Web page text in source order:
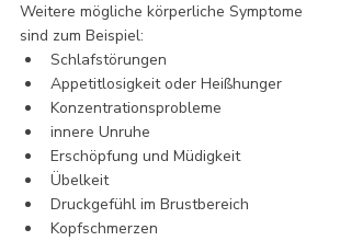
Weitere mögliche körperliche Symptome
sind zum Beispiel:
Schlafstörungen
Appetitlosigkeit oder Heißhunger
Konzentrationsprobleme
innere Unruhe
Erschöpfung und Müdigkeit
Übelkeit
Druckgefühl im Brustbereich
Kopfschmerzen